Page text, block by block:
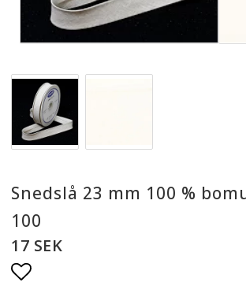
Snedslå 23 mm 100 %
100
17 SEK